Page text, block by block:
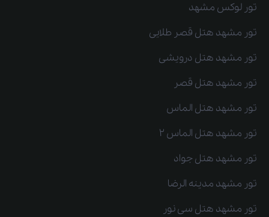
تور لوکس مشهد
تور مشهد هتل قصر طلایی
تور مشهد هتل درویشی
تور مشهد هتل قصر
تور مشهد هتل الماس
تور مشهد هتل الماس 2
تور مشهد هتل جواد
تور مشهد مدینه الرضا
تور مشهد هتل سی نور